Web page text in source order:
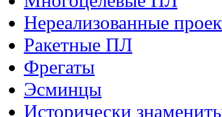
Нереализованные
Ракетные ПЛ
Фрегаты
Эсминцы
Исторически